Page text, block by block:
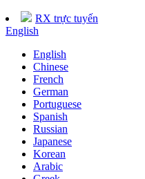
RX trực tuyến
English
English
Chinese
French
German
Portuguese
Spanish
Russian
Japanese
Korean
Arabic